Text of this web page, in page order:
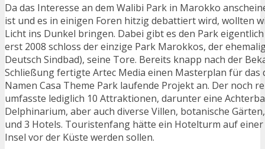
Da das Interesse an dem Walibi Park in Marokko
ist und es in einigen Foren hitzig debattiert wird, wollten
Licht ins Dunkel bringen. Dabei gibt es den Park
erst 2008 schloss der einzige Park Marokkos, der
Deutsch Sindbad), seine Tore. Bereits knapp nach der
Schließung fertigte Artec Media einen Masterplan für das
Namen Casa Theme Park laufende Projekt an. Der noch
umfasste lediglich 10 Attraktionen, darunter eine
Delphinarium, aber auch diverse Villen, botanische
und 3 Hotels. Touristenfang hätte ein Hotelturm auf
Insel vor der Küste werden sollen.